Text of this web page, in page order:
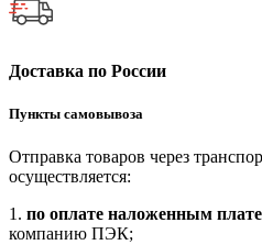
Доставка по России
Пункты самовывоза
Отправка товаров через
осуществляется:
1. по оплате наложенным
компанию ПЭК;